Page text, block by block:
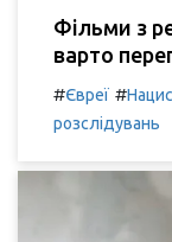
Фільми з
варто
#Євреї #
розслідувань